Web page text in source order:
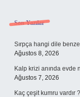
Sidebar
Son Yazılar
Sırpça hangi dile
Ağustos 8, 2026
Kalp krizi anında evde
Ağustos 7, 2026
Kaç çeşit kumru vardır ?